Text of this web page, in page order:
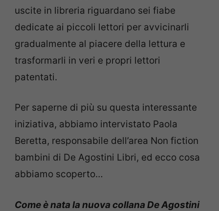
uscite in libreria riguardano sei fiabe
dedicate ai piccoli lettori per avvicinarli
gradualmente al piacere della lettura e
trasformarli in veri e propri lettori
patentati.
Per saperne di più su questa interessante
iniziativa, abbiamo intervistato Paola
Beretta, responsabile dell’area Non fiction
bambini di De Agostini Libri, ed ecco cosa
abbiamo scoperto…
Come è nata la nuova collana De Agostini